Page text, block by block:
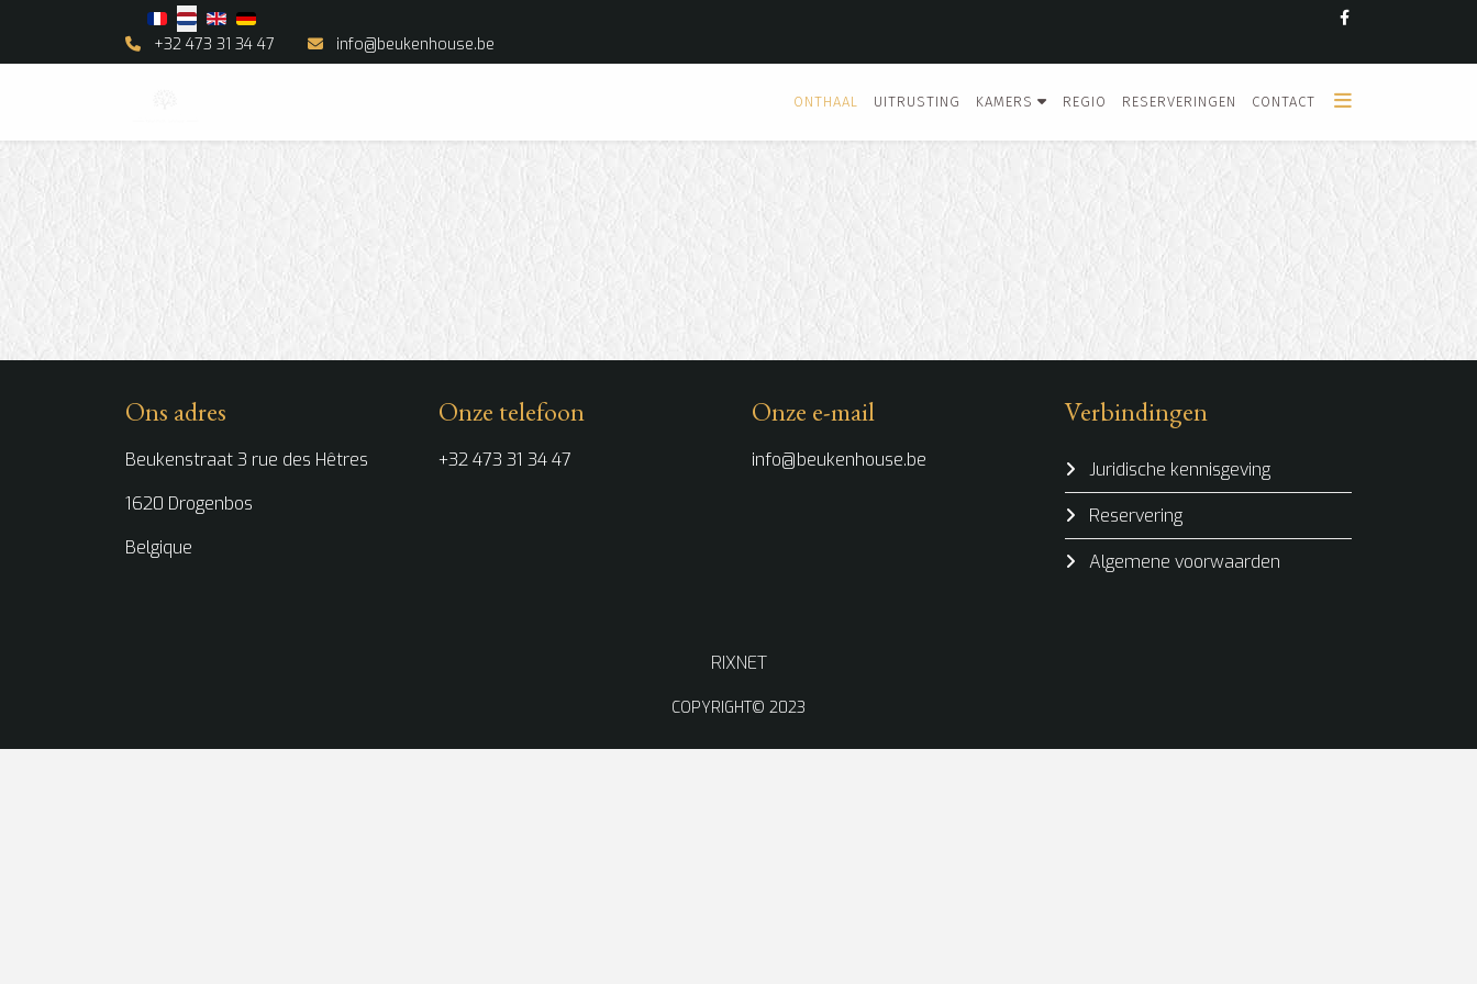
Select your language
+32 473 31 34 47
info@beukenhouse.be
ONTHAAL UITRUSTING KAMERS REGIO RESERVERINGEN CONTACT
Ons adres
Beukenstraat 3 rue des Hêtres
1620 Drogenbos
Belgique
Onze telefoon
+32 473 31 34 47
Onze e-mail
info@beukenhouse.be
Verbindingen
Juridische kennisgeving
Reservering
Algemene voorwaarden
RIXNET
COPYRIGHT© 2023